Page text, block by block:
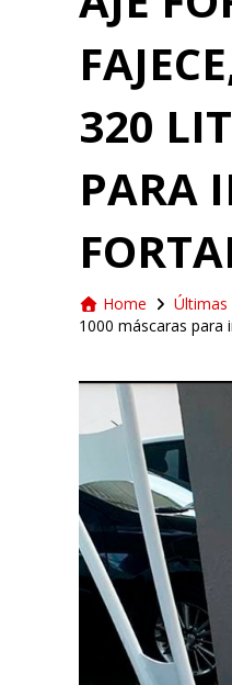
320
PARA
Home Últimas
1000 máscaras para